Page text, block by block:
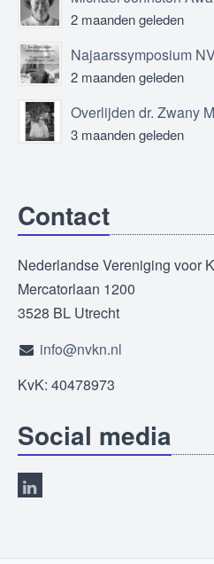
2 maanden geleden
Najaarssymposium
2 maanden geleden
Overlijden dr. Zwany
3 maanden geleden
Contact
Nederlandse Vereniging voor
Mercatorlaan 1200
3528 BL Utrecht
info@nvkn.nl
KvK: 40478973
Social media